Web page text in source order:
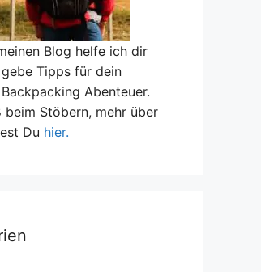
Blog helfe ich dir
Tipps für dein
Abenteuer.
beim Stöbern, mehr über
Du hier.